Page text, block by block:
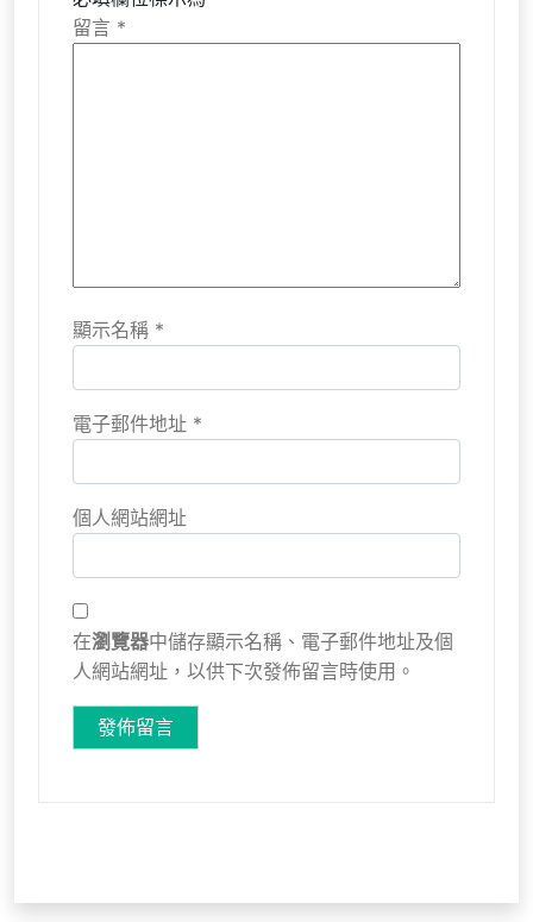
留言 *
顯示名稱 *
電子郵件地址 *
個人網站網址
在瀏覽器中儲存顯示名稱、電子郵件地址及個
人網站網址，以供下次發佈留言時使用。